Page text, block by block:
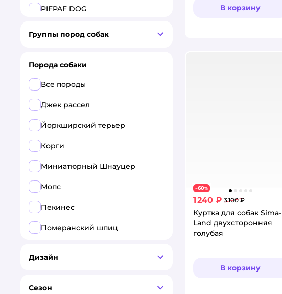
В корзину
−60%
1 240 ₽ 3 100 ₽
Куртка для собак Sima-
Land двухсторонняя
голубая
В корзину
PIFPAF DOG
Не один дома
Группы пород собак
Порода собаки
Все породы
Джек рассел
Йоркширский терьер
Корги
Миниатюрный Шнауцер
Мопс
Пекинес
Померанский шпиц
Стаффордширский терьер
Дизайн
Сезон